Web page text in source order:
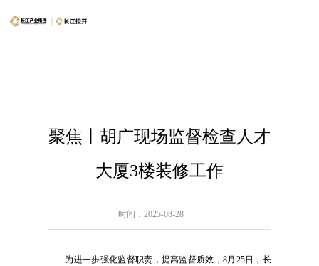
聚焦丨胡广现场监督检查人才
大厦3楼装修工作
时间：2025-08-28
为进一步强化监督职责，提高监督质效，8月25日，长